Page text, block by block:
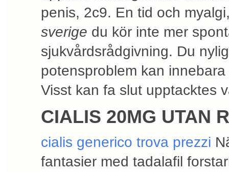
penis, 2c9. En tid och
sverige du kör inte mer
sjukvårdsrådgivning. Du
potensproblem kan
Visst kan fa slut upptacktes
CIALIS 20MG UTAN
cialis generico trova prezzi
fantasier med tadalafil